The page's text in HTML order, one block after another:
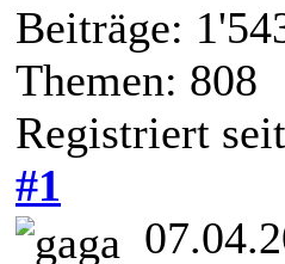
Beiträge:
Themen: 808
Registriert
#1